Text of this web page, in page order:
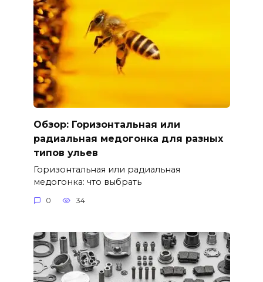
Обзор: Горизонтальная или
радиальная медогонка для разных
типов ульев
Горизонтальная или радиальная
медогонка: что выбрать
0 34